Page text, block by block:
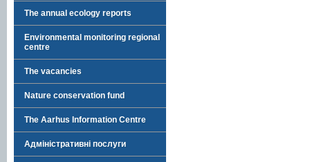
The annual ecology reports
Environmental monitoring regional
centre
The vacancies
Nature conservation fund
The Aarhus Information Centre
Адміністративні послуги